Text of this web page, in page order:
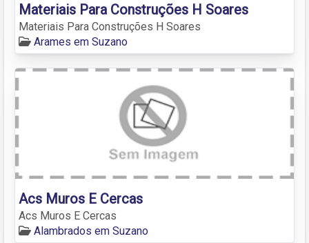
Materiais Para Construções H Soares
Materiais Para Construções H Soares
Arames em Suzano
Acs Muros E Cercas
Acs Muros E Cercas
Alambrados em Suzano